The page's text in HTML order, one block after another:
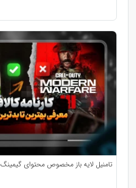
تامنیل لایه باز مخصوص محتوای گیمینگ